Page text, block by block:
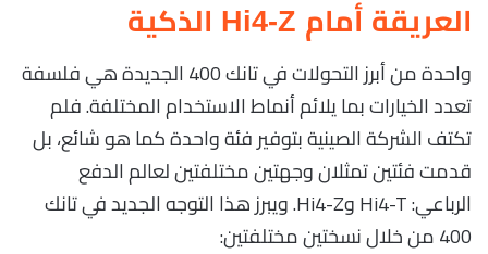
العريقة أمام Hi4-Z الذكية
واحدة من أبرز التحولات في تانك 400 الجديدة هي فلسفة
تعدد الخيارات بما يلائم أنماط الاستخدام المختلفة. فلم
تكتف الشركة الصينية بتوفير فئة واحدة كما هو شائع، بل
قدمت فئتين تمثلان وجهتين مختلفتين لعالم الدفع
الرباعي: Hi4-T وHi4-Z. ويبرز هذا التوجه الجديد في تانك
400 من خلال نسختين مختلفتين: